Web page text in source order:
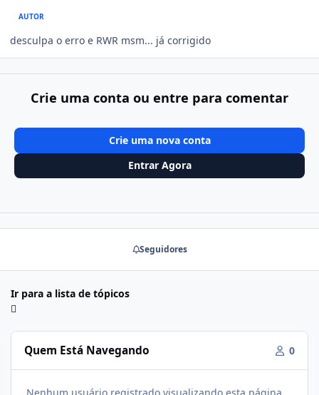
AUTOR
desculpa o erro e RWR msm... já corrigido
Crie uma conta ou entre para comentar
Crie uma nova conta
Entrar Agora
Seguidores
Ir para a lista de tópicos
Quem Está Navegando 0